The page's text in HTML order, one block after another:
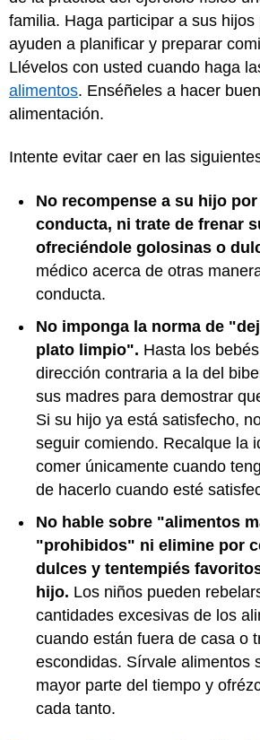
familia. Haga participar a sus
ayuden a planificar y preparar
Llévelos con usted cuando haga
alimentos. Enséñeles a hacer
alimentación.
Intente evitar caer en las
No recompense a su hijo
conducta, ni trate de frenar
ofreciéndole golosinas o
médico acerca de otras
conducta.
No imponga la norma de
plato limpio". Hasta los
dirección contraria a la del
sus madres para demostrar
Si su hijo ya está satisfecho,
seguir comiendo. Recalque la
comer únicamente cuando
de hacerlo cuando esté
No hable sobre "alimentos
"prohibidos" ni elimine por
dulces y tentempiés
hijo. Los niños pueden
cantidades excesivas de los
cuando están fuera de casa o
escondidas. Sírvale alimentos
mayor parte del tiempo y
cada tanto.